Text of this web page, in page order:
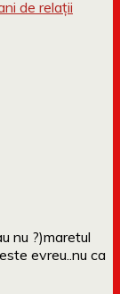
de relații
nu ?)maretul
evreu..nu ca